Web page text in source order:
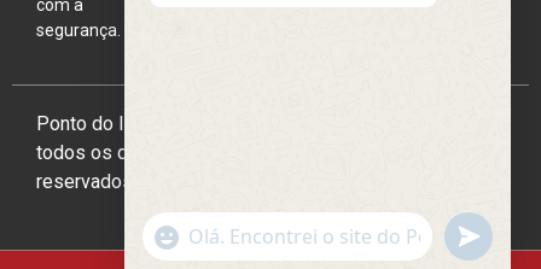
com a
segurança.
Ponto do Incêndio 2026,
todos os direitos
reservados
"+chaty_settings.lang.emoji_picker+"
WhatsApp
Message